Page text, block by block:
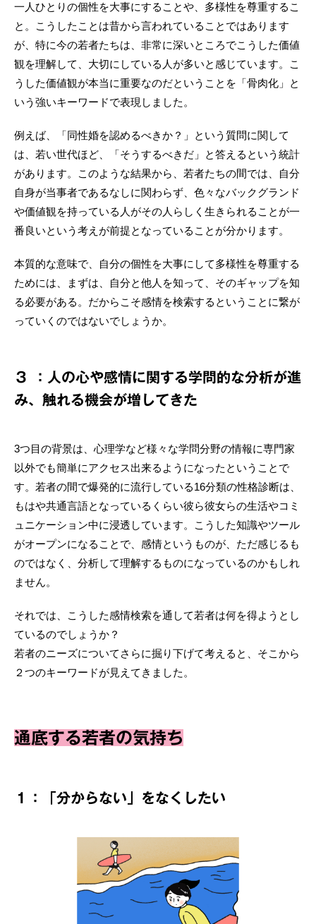
一人ひとりの個性を大事にすることや、多様性を尊重するこ
と。こうしたことは昔から言われていることではあります
が、特に今の若者たちは、非常に深いところでこうした価値
観を理解して、大切にしている人が多いと感じています。こ
うした価値観が本当に重要なのだということを「骨肉化」と
いう強いキーワードで表現しました。
例えば、「同性婚を認めるべきか？」という質問に関して
は、若い世代ほど、「そうするべきだ」と答えるという統計
があります。このような結果から、若者たちの間では、自分
自身が当事者であるなしに関わらず、色々なバックグランド
や価値観を持っている人がその人らしく生きられることが一
番良いという考えが前提となっていることが分かります。
本質的な意味で、自分の個性を大事にして多様性を尊重する
ためには、まずは、自分と他人を知って、そのギャップを知
る必要がある。だからこそ感情を検索するということに繋が
っていくのではないでしょうか。
３ ：人の心や感情に関する学問的な分析が進
み、触れる機会が増してきた
3つ目の背景は、心理学など様々な学問分野の情報に専門家
以外でも簡単にアクセス出来るようになったということで
す。若者の間で爆発的に流行している16分類の性格診断は、
もはや共通言語となっているくらい彼ら彼女らの生活やコミ
ュニケーション中に浸透しています。こうした知識やツール
がオープンになることで、感情というものが、ただ感じるも
のではなく、分析して理解するものになっているのかもしれ
ません。
それでは、こうした感情検索を通して若者は何を得ようとし
ているのでしょうか？
若者のニーズについてさらに掘り下げて考えると、そこから
２つのキーワードが見えてきました。
通底する若者の気持ち
１：「分からない」をなくしたい